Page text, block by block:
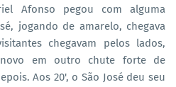
Afonso pegou com alguma
jogando de amarelo, chegava
chegavam pelos lados,
novo em outro chute forte de
Aos 20', o São José deu seu